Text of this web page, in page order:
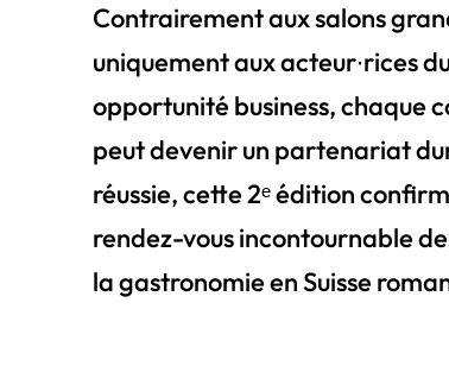
Contrairement aux salons
uniquement aux acteur∙rices
opportunité business, chaque
peut devenir un partenariat
réussie, cette 2ᵉ édition
rendez-vous incontournable
la gastronomie en Suisse